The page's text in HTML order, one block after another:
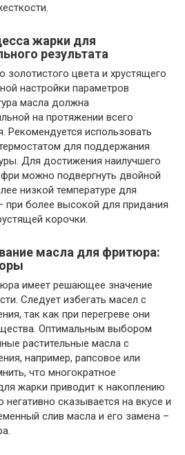
жарки для
результата
цвета и хрустящего
настройки параметров
масла должна
на протяжении всего
Рекомендуется использовать
для поддержания
Для достижения наилучшего
фри можно подвергнуть двойной
низкой температуре для
при более высокой для придания
корочки.
масла для фритюра:
имеет решающее значение
Следует избегать масел с
так как при перегреве они
Оптимальным выбором
растительные масла с
например, рапсовое или
что многократное
жарки приводит к накоплению
негативно сказывается на вкусе и
слив масла и его замена –